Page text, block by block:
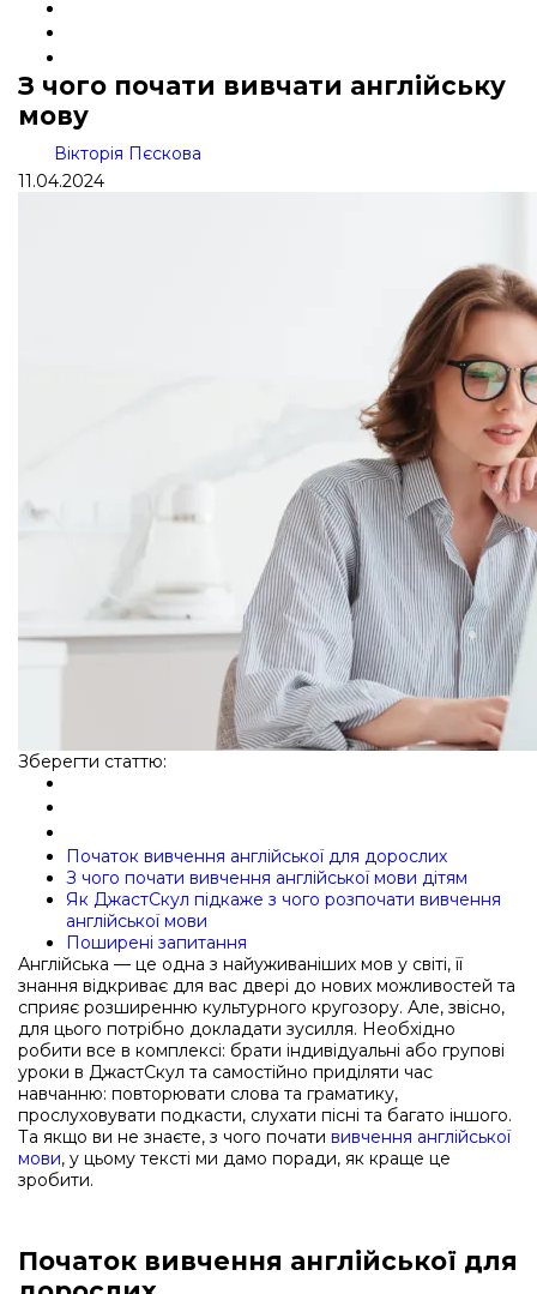
З чого почати вивчати англійську
мову
Вікторія Пєскова
11.04.2024
Зберегти статтю:
Початок вивчення англійської для дорослих
З чого почати вивчення англійської мови дітям
Як ДжастСкул підкаже з чого розпочати вивчення
англійської мови
Поширені запитання
Англійська — це одна з найуживаніших мов у світі, її
знання відкриває для вас двері до нових можливостей та
сприяє розширенню культурного кругозору. Але, звісно,
для цього потрібно докладати зусилля. Необхідно
робити все в комплексі: брати індивідуальні або групові
уроки в ДжастСкул та самостійно приділяти час
навчанню: повторювати слова та граматику,
прослуховувати подкасти, слухати пісні та багато іншого.
Та якщо ви не знаєте, з чого почати вивчення англійської
мови, у цьому тексті ми дамо поради, як краще це
зробити.
Початок вивчення англійської для